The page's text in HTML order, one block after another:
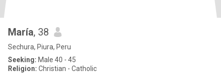
María, 38
Sechura, Piura, Peru
Seeking: Male 40 - 45
Religion: Christian - Catholic